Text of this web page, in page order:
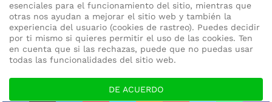
esenciales para el funcionamiento del sitio, mientras que
otras nos ayudan a mejorar el sitio web y también la
experiencia del usuario (cookies de rastreo). Puedes decidir
por ti mismo si quieres permitir el uso de las cookies. Ten
en cuenta que si las rechazas, puede que no puedas usar
todas las funcionalidades del sitio web.
DE ACUERDO